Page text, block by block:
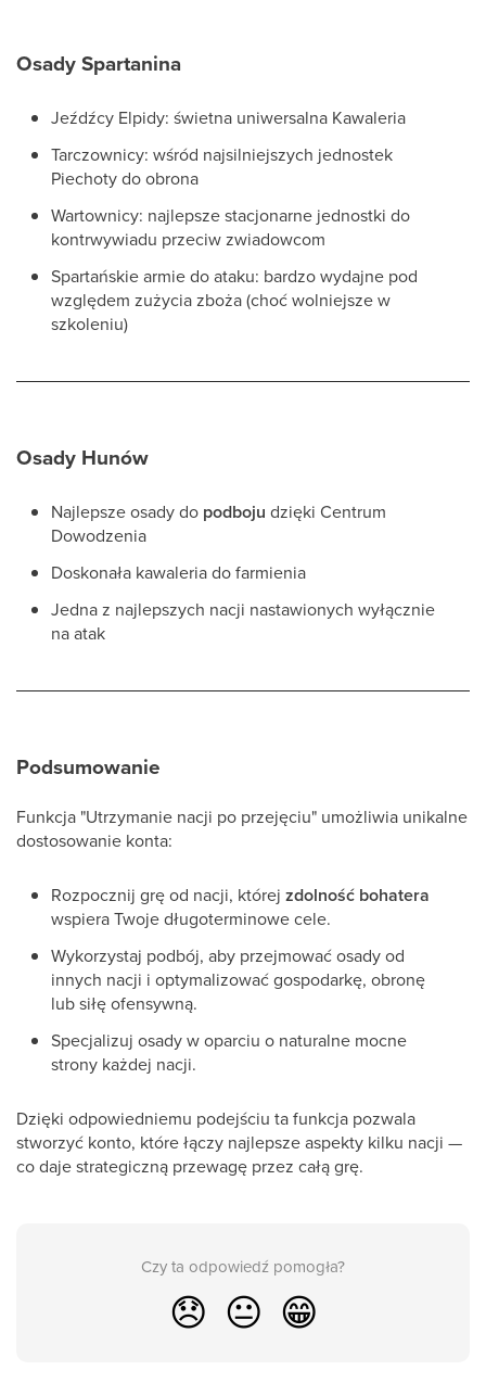
Osady Spartanina
Jeźdźcy Elpidy: świetna uniwersalna Kawaleria
Tarczownicy: wśród najsilniejszych jednostek
Piechoty do obrona
Wartownicy: najlepsze stacjonarne jednostki do
kontrwywiadu przeciw zwiadowcom
Spartańskie armie do ataku: bardzo wydajne pod
względem zużycia zboża (choć wolniejsze w
szkoleniu)
Osady Hunów
Najlepsze osady do podboju dzięki Centrum
Dowodzenia
Doskonała kawaleria do farmienia
Jedna z najlepszych nacji nastawionych wyłącznie
na atak
Podsumowanie
Funkcja "Utrzymanie nacji po przejęciu" umożliwia unikalne
dostosowanie konta:
Rozpocznij grę od nacji, której zdolność bohatera
wspiera Twoje długoterminowe cele.
Wykorzystaj podbój, aby przejmować osady od
innych nacji i optymalizować gospodarkę, obronę
lub siłę ofensywną.
Specjalizuj osady w oparciu o naturalne mocne
strony każdej nacji.
Dzięki odpowiedniemu podejściu ta funkcja pozwala
stworzyć konto, które łączy najlepsze aspekty kilku nacji —
co daje strategiczną przewagę przez całą grę.
Czy ta odpowiedź pomogła?
😞 😐 😁